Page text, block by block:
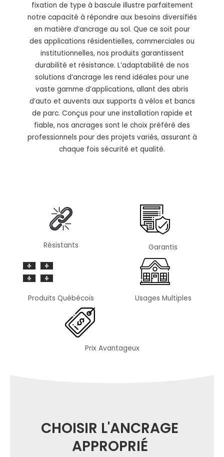
fixation de type à bascule illustre parfaitement
notre capacité à répondre aux besoins diversifiés
en matière d’ancrage au sol. Que ce soit pour
des applications résidentielles, commerciales ou
institutionnelles, nos produits garantissent
durabilité et résistance. L’adaptabilité de nos
solutions d’ancrage les rend idéales pour une
vaste gamme d’applications, allant des abris
d’auto et auvents aux supports à vélos et bancs
de parc. Conçus pour une installation rapide et
fiable, nos ancrages sont le choix préféré des
professionnels pour des projets variés, assurant à
chaque fois sécurité et qualité.
Résistants Garantis
Produits Québécois Usages Multiples
Prix Avantageux
CHOISIR L'ANCRAGE
APPROPRIÉ